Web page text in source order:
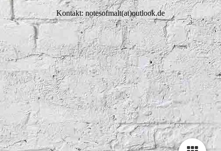
Kontakt: notesofmalt(at)outlook.de